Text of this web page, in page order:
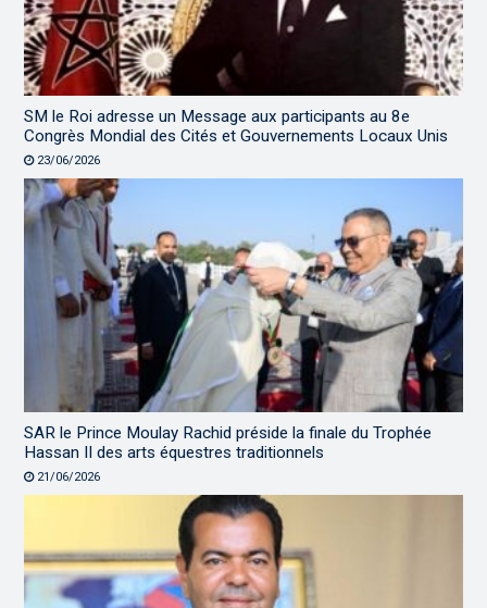
SM le Roi adresse un Message aux participants au 8e
Congrès Mondial des Cités et Gouvernements Locaux Unis
23/06/2026
SAR le Prince Moulay Rachid préside la finale du Trophée
Hassan II des arts équestres traditionnels
21/06/2026